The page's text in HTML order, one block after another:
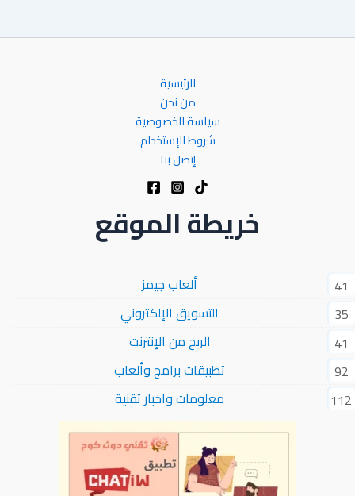
الرئيسية
من نحن
سياسة الخصوصية
شروط الإستخدام
إتصل بنا
خريطة الموقع
ألعاب جيمز
41
التسويق الإلكتروني
35
الربح من الإنترنت
41
تطبيقات برامج وألعاب
92
معلومات واخبار تقنية
112